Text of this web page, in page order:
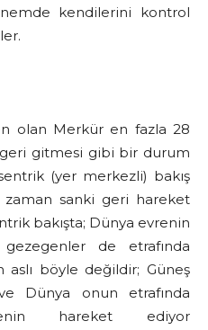
kendilerini kontrol
olan Merkür en fazla 28
geri gitmesi gibi bir durum
(yer merkezli) bakış
sanki geri hareket
bakışta; Dünya evrenin
de etrafında
böyle değildir; Güneş
Dünya onun etrafında
hareket ediyor